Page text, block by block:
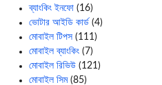
ব্যাংকিং ইনফো (16)
ভোটার আইডি কার্ড (4)
মোবাইল টিপস (111)
মোবাইল ব্যাংকিং (7)
মোবাইল রিভিউ (121)
মোবাইল সিম(85)